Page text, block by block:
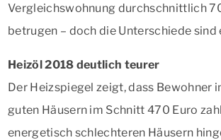
Vergleichswohnung durchschnittlich
betrugen – doch die Unterschiede sind
Heizöl 2018 deutlich teurer
Der Heizspiegel zeigt, dass Bewohner
guten Häusern im Schnitt 470 Euro
energetisch schlechteren Häusern